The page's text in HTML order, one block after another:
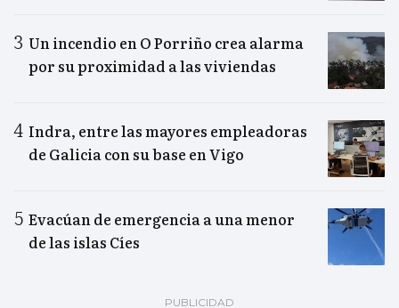
Un incendio en O Porriño crea alarma
por su proximidad a las viviendas
Indra, entre las mayores empleadoras
de Galicia con su base en Vigo
Evacúan de emergencia a una menor
de las islas Cíes